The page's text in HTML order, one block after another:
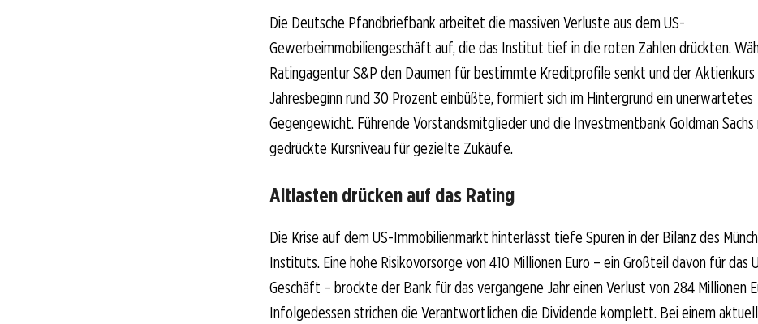
Die Deutsche Pfandbriefbank arbeitet die massiven Verluste aus dem US-
Gewerbeimmobiliengeschäft auf, die das Institut tief in die roten Zahlen drückten.
Ratingagentur S&P den Daumen für bestimmte Kreditprofile senkt und der
Jahresbeginn rund 30 Prozent einbüßte, formiert sich im Hintergrund ein unerwartetes
Gegengewicht. Führende Vorstandsmitglieder und die Investmentbank Goldman
gedrückte Kursniveau für gezielte Zukäufe.
Altlasten drücken auf das Rating
Die Krise auf dem US-Immobilienmarkt hinterlässt tiefe Spuren in der Bilanz des
Instituts. Eine hohe Risikovorsorge von 410 Millionen Euro – ein Großteil davon für das
Geschäft – brockte der Bank für das vergangene Jahr einen Verlust von 284 Millionen
Infolgedessen strichen die Verantwortlichen die Dividende komplett. Bei einem